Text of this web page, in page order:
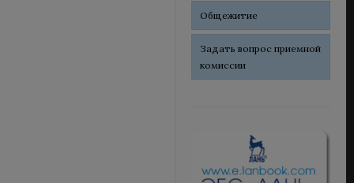
Общежитие
Задать вопрос приемной
комиссии